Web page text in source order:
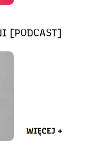
[PODCAST]
WIĘCEJ +